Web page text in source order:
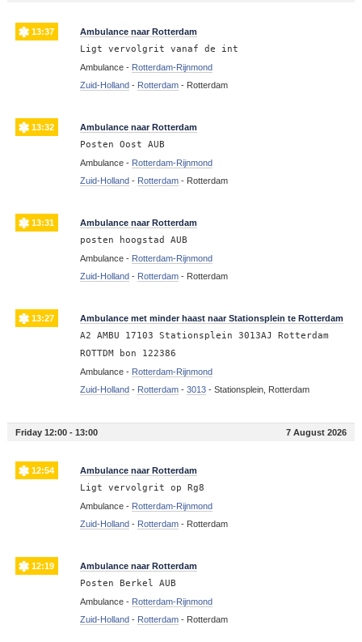
13:37 Ambulance naar Rotterdam
Ligt vervolgrit vanaf de int
Ambulance - Rotterdam-Rijnmond
Zuid-Holland- Rotterdam- Rotterdam
13:32 Ambulance naar Rotterdam
Posten Oost AUB
Ambulance - Rotterdam-Rijnmond
Zuid-Holland- Rotterdam- Rotterdam
13:31 Ambulance naar Rotterdam
posten hoogstad AUB
Ambulance - Rotterdam-Rijnmond
Zuid-Holland- Rotterdam- Rotterdam
13:27 Ambulance met minder haast naar Stationsplein te Rotterdam
A2 AMBU 17103 Stationsplein 3013AJ Rotterdam
ROTTDM bon 122386
Ambulance - Rotterdam-Rijnmond
Zuid-Holland- Rotterdam- 3013- Stationsplein, Rotterdam
Friday 12:00 - 13:00 7 August 2026
12:54 Ambulance naar Rotterdam
Ligt vervolgrit op Rg8
Ambulance - Rotterdam-Rijnmond
Zuid-Holland- Rotterdam- Rotterdam
12:19 Ambulance naar Rotterdam
Posten Berkel AUB
Ambulance - Rotterdam-Rijnmond
Zuid-Holland- Rotterdam- Rotterdam